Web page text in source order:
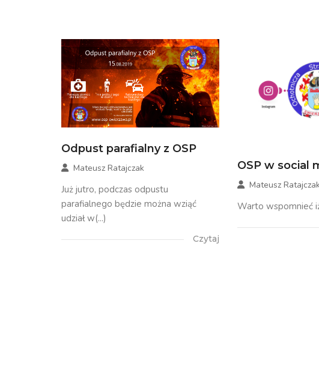
Odpust parafialny z OSP
Mateusz Ratajczak
Już jutro, podczas odpustu
parafialnego będzie można wziąć
udział w(...)
Czytaj
OSP w social
Mateusz
Warto wspomnieć